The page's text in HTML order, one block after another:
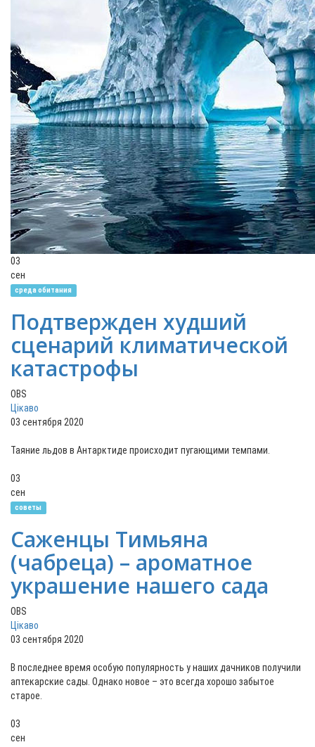
03
сен
среда обитания
Подтвержден худший
сценарий климатической
катастрофы
OBS
Цікаво
03 сентября 2020
Таяние льдов в Антарктиде происходит пугающими темпами.
03
сен
советы
Саженцы Тимьяна
(чабреца) – ароматное
украшение нашего сада
OBS
Цікаво
03 сентября 2020
В последнее время особую популярность у наших дачников получили
аптекарские сады. Однако новое – это всегда хорошо забытое
старое.
03
сен